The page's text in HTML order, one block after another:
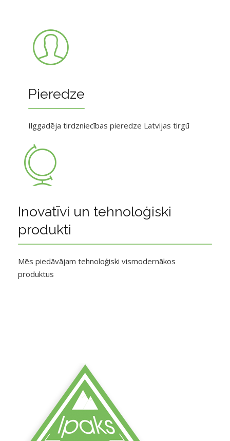
Pieredze
Ilggadēja tirdzniecības pieredze Latvijas tirgū
Inovatīvi un tehnoloģiski
produkti
Mēs piedāvājam tehnoloģiski vismodernākos
produktus